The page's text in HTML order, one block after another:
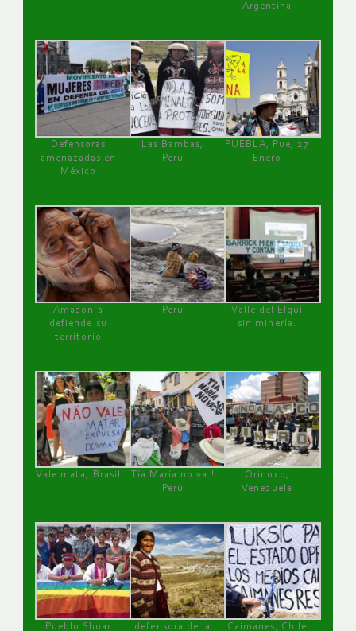
Argentina
Defensoras
amenazadas en
México
Las Bambas,
Perú
PUEBLA, Pue, 27
Enero
Amazonía
defiende su
territorio
Perú
Valle del Elqui
sin minería.
Vale mata, Brasil
Tía María no va !
Perú
Orinoco,
Venezuela
Pueblo Shuar defensora de la Caimanes, Chile